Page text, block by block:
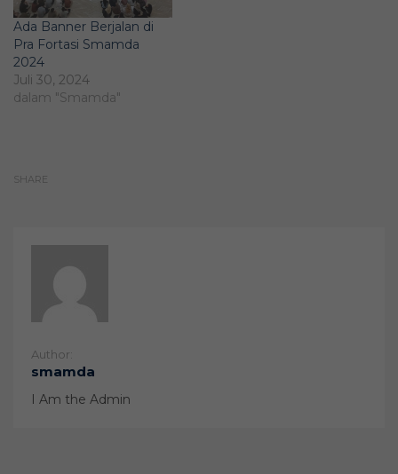
Ada Banner Berjalan di
Pra Fortasi Smamda
2024
Juli 30, 2024
dalam "Smamda"
SHARE
Author:
smamda
I Am the Admin